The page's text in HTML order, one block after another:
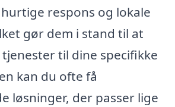
respons og lokale
gør dem i stand til at
til dine specifikke
kan du ofte få
løsninger, der passer lige